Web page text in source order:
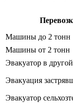
Машины до 2 тонн
Машины от 2 тонн
Эвакуатор в
Эвакуация
Эвакуатор